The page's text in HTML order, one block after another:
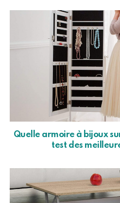
Quelle armoire à bijoux
test des